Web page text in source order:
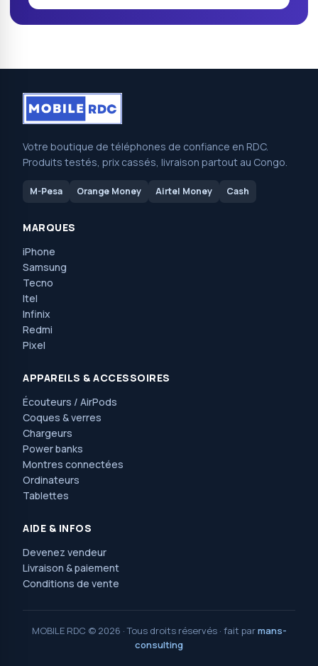
Votre boutique de téléphones de confiance en RDC.
Produits testés, prix cassés, livraison partout au Congo.
M-Pesa Orange Money Airtel Money Cash
MARQUES
iPhone
Samsung
Tecno
Itel
Infinix
Redmi
Pixel
APPAREILS & ACCESSOIRES
Écouteurs / AirPods
Coques & verres
Chargeurs
Power banks
Montres connectées
Ordinateurs
Tablettes
AIDE & INFOS
Devenez vendeur
Livraison & paiement
Conditions de vente
MOBILE RDC © 2026 · Tous droits réservés · fait parmans-
consulting